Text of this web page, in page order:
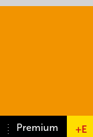
Premium +E